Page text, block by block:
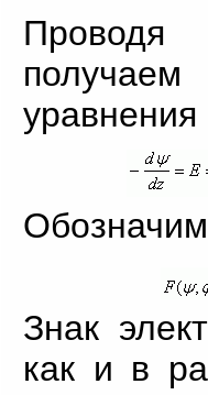
Проводя
Знак
как и в